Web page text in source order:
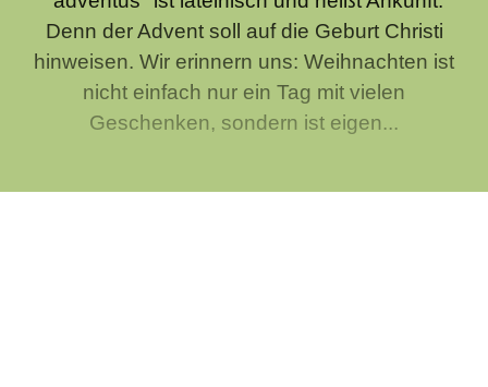
Denn der Advent soll auf die Geburt Christi
hinweisen. Wir erinnern uns: Weihnachten ist
nicht einfach nur ein Tag mit vielen
Geschenken, sondern ist eigen...